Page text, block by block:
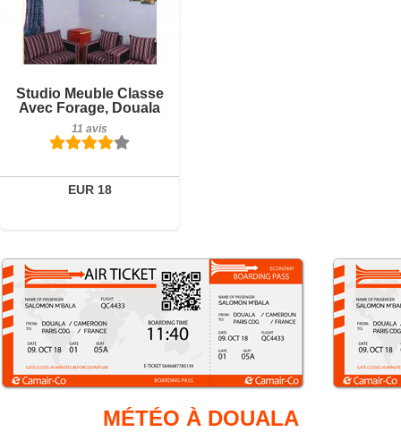
Studio Meuble Classe
Avec Forage, Douala
11 avis
EUR 18
Détails
Réserver
MÉTÉO À DOUALA